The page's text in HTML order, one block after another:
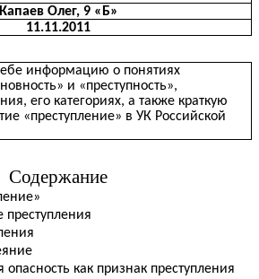
Капаев Олег, 9 «Б»
11.11.2011
информацию о понятиях
и «преступность»,
его категориях, а также краткую
«преступление» в УК Российской
Содержание
как признак преступления